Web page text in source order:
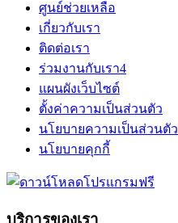
ศูนย์ช่วยเหลือ
เกี่ยวกับเรา
ติดต่อเรา
ร่วมงานกับเรา4
แผนผังเว็บไซต์
ตั้งค่าความเป็นส่วนตัว
นโยบายความเป็นส่วนตัว
นโยบายคุกกี้
บริการของเรา